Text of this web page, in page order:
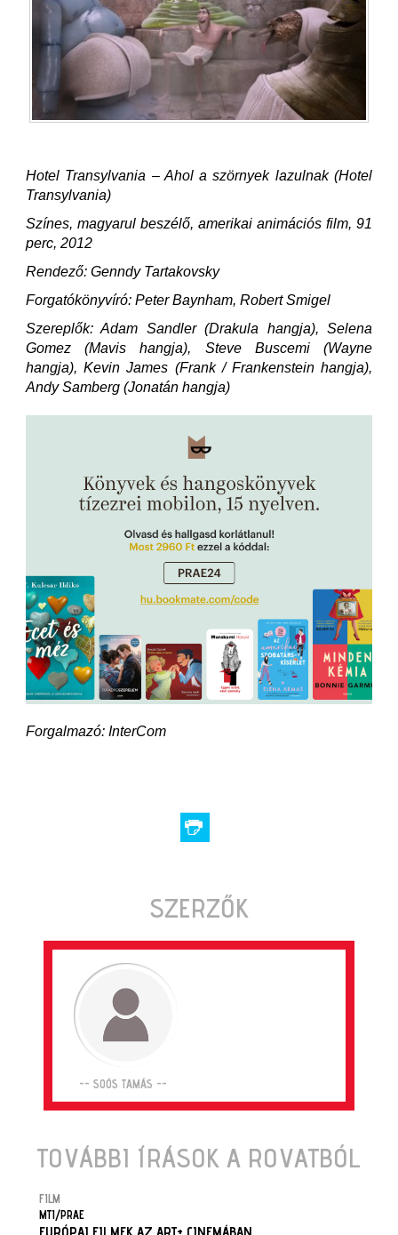
Hotel Transylvania – Ahol a szörnyek lazulnak (Hotel
Transylvania)
Színes, magyarul beszélő, amerikai animációs film, 91
perc, 2012
Rendező: Genndy Tartakovsky
Forgatókönyvíró: Peter Baynham, Robert Smigel
Szereplők: Adam Sandler (Drakula hangja), Selena
Gomez (Mavis hangja), Steve Buscemi (Wayne
hangja), Kevin James (Frank / Frankenstein hangja),
Andy Samberg (Jonatán hangja)
Forgalmazó: InterCom
SZERZŐK
-- SOÓS TAMÁS --
TOVÁBBI ÍRÁSOK A ROVATBÓL
FILM
MTI/PRAE
EURÓPAI FILMEK AZ ART+ CINEMÁBAN